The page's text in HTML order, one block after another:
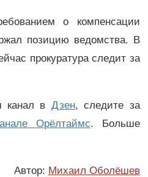
о компенсации
позицию ведомства. В
прокуратура следит за
в Дзен, следите за
Орёлтаймс. Больше
Автор: Михаил Оболёшев